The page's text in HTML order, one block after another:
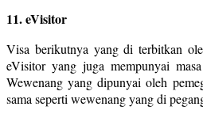
11. eVisitor
Visa berikutnya yang di terbitkan
eVisitor yang juga mempunyai
Wewenang yang dipunyai oleh
sama seperti wewenang yang di